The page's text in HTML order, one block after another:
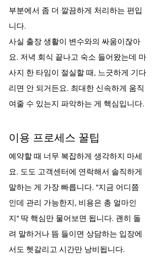
부분에서 좀 더 깔끔하게 처리하는 편입
니다.
사실 출장 생활이 변수와의 싸움이잖아
요. 저녁 회식 끝나고 숙소 들어왔는데 마
사지 한 타임이 절실할 때, 느긋하게 기다
리면 안 되거든요. 최대한 신속하게 움직
여줄 수 있는지 파악하는 게 핵심입니다.
이용 프로세스 꿀팁
예약할 때 너무 복잡하게 생각하지 마세
요. 도도 고객센터에 연락해서 솔직하게
말하는 게 가장 빠릅니다. "지금 어디쯤
인데 관리 가능한지, 비용은 총 얼마인
지" 딱 핵심만 물어보면 됩니다. 괜히 돌
려 말하거나 뜸 들이면 상담하는 입장에
서도 헷갈리고 시간만 낭비됩니다.